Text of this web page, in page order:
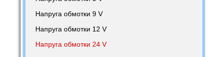
Напруга обмотки 9 V
Напруга обмотки 12 V
Напруга обмотки 24 V